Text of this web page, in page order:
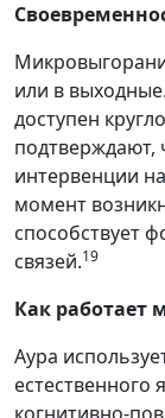
или в
доступен
подтверждают,
интервенции
момент
способствует
связей.19
Как работает
Аура
естественного